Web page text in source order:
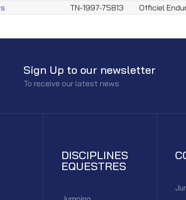
TN-1997-75813 Officiel
Sign Up to our newsletter
To receive our latest news
DISCIPLINES
EQUESTRES